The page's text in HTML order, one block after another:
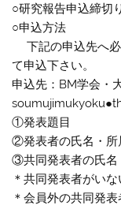
○研究報告申込締切
○申込方法
下記の申込先へ
て申込下さい。
申込先：BM学会
①発表題目
②発表者の氏名・所
③共同発表者の氏名
＊共同発表者がい
＊会員外の共同発